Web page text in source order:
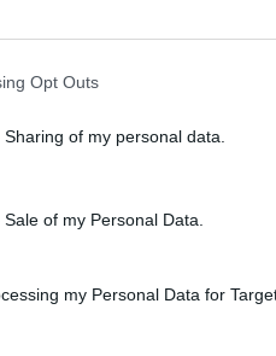
Opt Outs
of my personal data.
of my Personal Data.
my Personal Data for